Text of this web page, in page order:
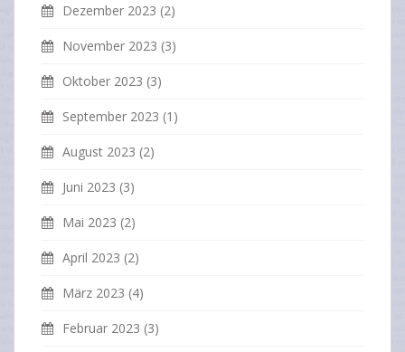
Dezember 2023 (2)
November 2023 (3)
Oktober 2023 (3)
September 2023 (1)
August 2023 (2)
Juni 2023 (3)
Mai 2023 (2)
April 2023 (2)
März 2023 (4)
Februar 2023 (3)